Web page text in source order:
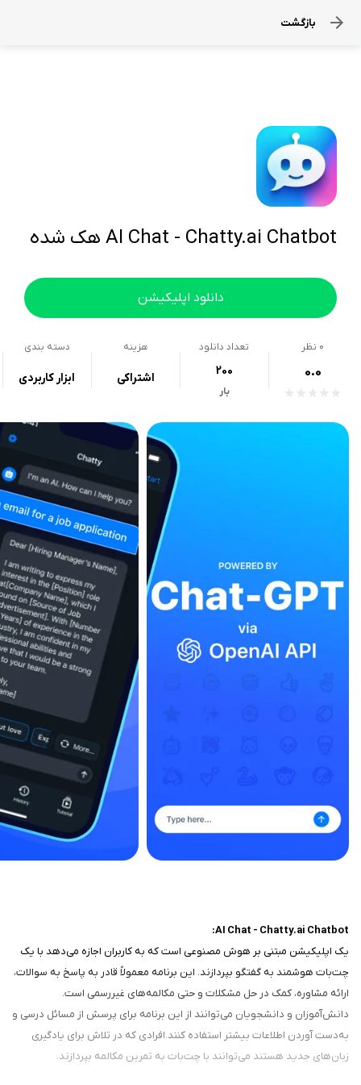
بازگشت
AI Chat - Chatty.ai Chatbot هک شده
دانلود اپلیکیشن
0 نظر
0.0
تعداد دانلود
200
بار
هزینه
اشتراکی
دسته بندی
ابزار کاربردی
AI Chat - Chatty.ai Chatbot:
یک اپلیکیشن مبتنی بر هوش مصنوعی است که به کاربران اجازه می‌دهد با یک
چت‌بات هوشمند به گفتگو بپردازند. این برنامه معمولاً قادر به پاسخ به سوالات،
ارائه مشاوره، کمک در حل مشکلات و حتی مکالمه‌های غیررسمی است.
دانش‌آموزان و دانشجویان می‌توانند از این برنامه برای پرسش از مسائل درسی و
به‌دست آوردن اطلاعات بیشتر استفاده کنند.افرادی که در تلاش برای یادگیری
زبان‌های جدید هستند می‌توانند با چت‌بات به تمرین مکالمه بپردازند.